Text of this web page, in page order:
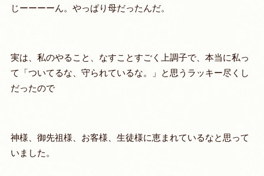
じーーーーん。やっぱり母だったんだ。
実は、私のやること、なすことすごく上調子で、本当に私っ
て「ついてるな、守られているな。」と思うラッキー尽くし
だったので
神様、御先祖様、お客様、生徒様に恵まれているなと思って
いました。